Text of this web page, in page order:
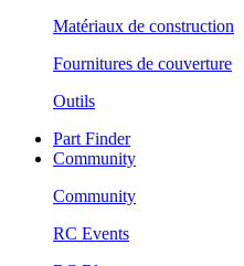
Matériaux de construction
Fournitures de couverture
Outils
Part Finder
Community
Community
RC Events